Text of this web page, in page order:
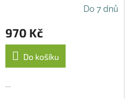
Do 7 dnů
970 Kč
Do košíku
...